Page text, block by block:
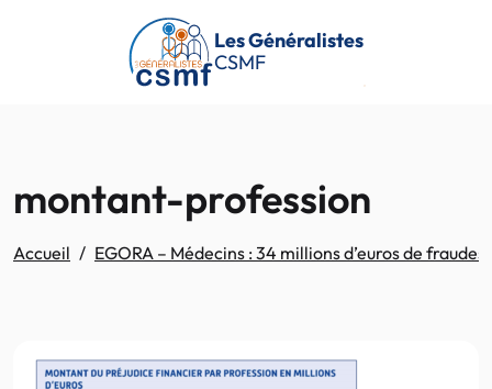
Passer au contenu principal
Les Généralistes
CSMF
montant-profession
Accueil EGORA – Médecins : 34 millions d’euros de